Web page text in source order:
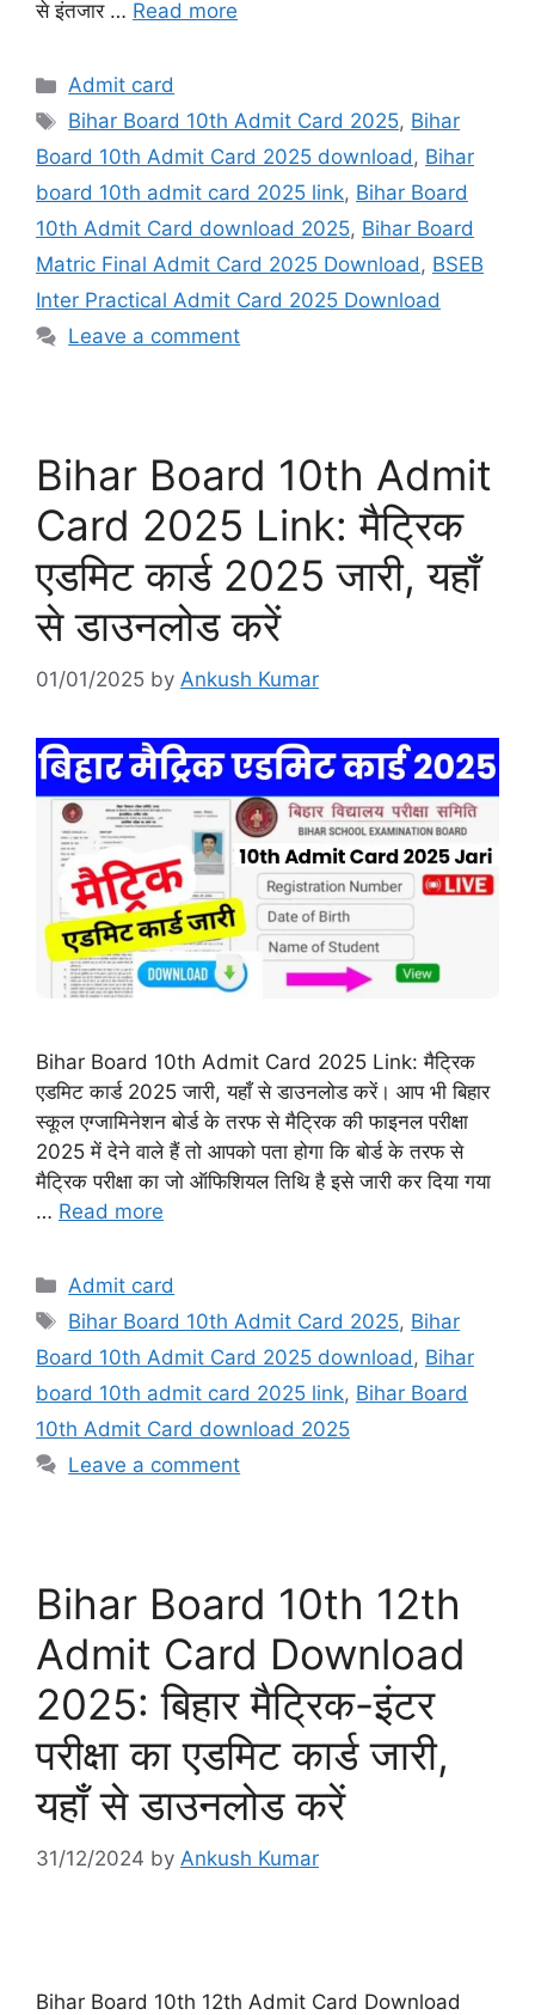
से इंतजार … Read more
Categories
Admit card
Tags
Bihar Board 10th Admit Card 2025, Bihar
Board 10th Admit Card 2025 download, Bihar
board 10th admit card 2025 link, Bihar Board
10th Admit Card download 2025, Bihar Board
Matric Final Admit Card 2025 Download, BSEB
Inter Practical Admit Card 2025 Download
Leave a comment
Bihar Board 10th Admit
Card 2025 Link: मैट्रिक
एडमिट कार्ड 2025 जारी, यहाँ
से डाउनलोड करें
01/01/2025 by Ankush Kumar
Bihar Board 10th Admit Card 2025 Link: मैट्रिक
एडमिट कार्ड 2025 जारी, यहाँ से डाउनलोड करें। आप भी बिहार
स्कूल एग्जामिनेशन बोर्ड के तरफ से मैट्रिक की फाइनल परीक्षा
2025 में देने वाले हैं तो आपको पता होगा कि बोर्ड के तरफ से
मैट्रिक परीक्षा का जो ऑफिशियल तिथि है इसे जारी कर दिया गया
… Read more
Categories
Admit card
Tags
Bihar Board 10th Admit Card 2025, Bihar
Board 10th Admit Card 2025 download, Bihar
board 10th admit card 2025 link, Bihar Board
10th Admit Card download 2025
Leave a comment
Bihar Board 10th 12th
Admit Card Download
2025: बिहार मैट्रिक-इंटर
परीक्षा का एडमिट कार्ड जारी,
यहाँ से डाउनलोड करें
31/12/2024 by Ankush Kumar
Bihar Board 10th 12th Admit Card Download